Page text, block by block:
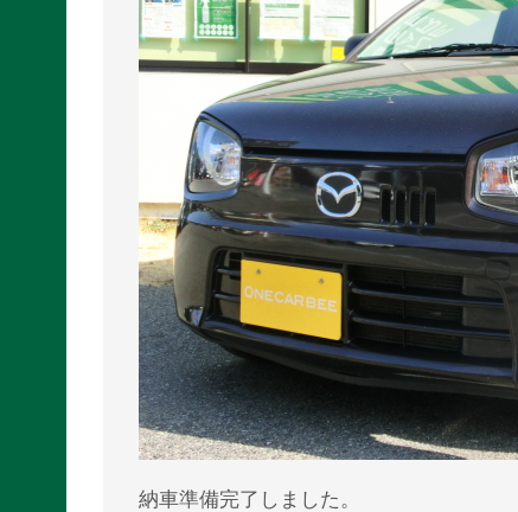
納車準備完了しました。